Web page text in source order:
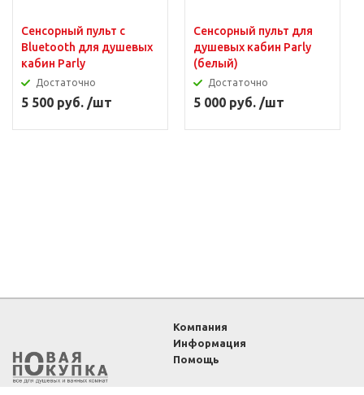
Сенсорный пульт с
Bluetooth для душевых
кабин Parly
Достаточно
5 500 руб. /шт
Сенсорный пульт для
душевых кабин Parly
(белый)
Достаточно
5 000 руб. /шт
Компания
Информация
Помощь